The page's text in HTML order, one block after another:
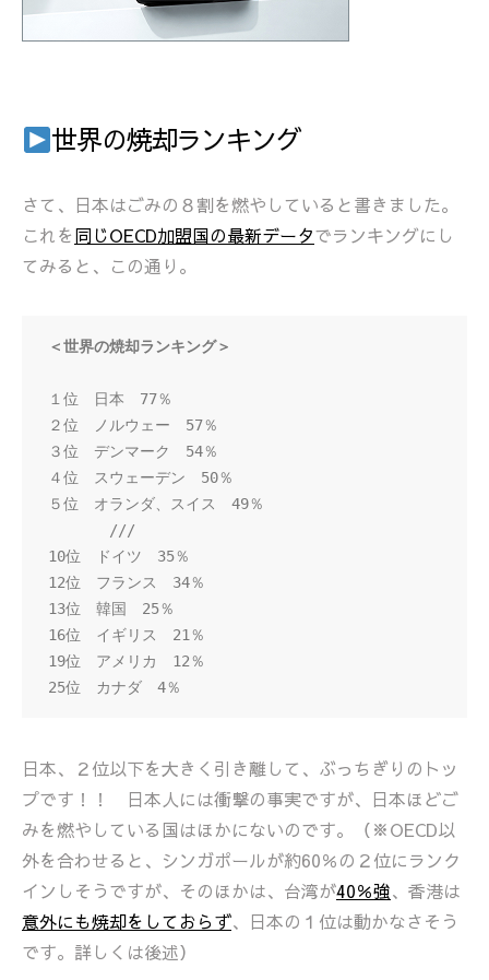
世界の焼却ランキング
さて、日本はごみの８割を燃やしていると書きました。
これを同じOECD加盟国の最新データでランキングにし
てみると、この通り。
１位　日本　77％
２位　ノルウェー　57％
３位　デンマーク　54％
４位　スウェーデン　50％
５位　オランダ、スイス　49％
///
10位　ドイツ　35％
12位　フランス　34％
13位　韓国　25％
16位　イギリス　21％
19位　アメリカ　12％
25位　カナダ　4％
日本、２位以下を大きく引き離して、ぶっちぎりのトッ
プです！！ 日本人には衝撃の事実ですが、日本ほどご
みを燃やしている国はほかにないのです。（※OECD以
外を合わせると、シンガポールが約60％の２位にランク
インしそうですが、そのほかは、台湾が40％強、香港は
意外にも焼却をしておらず、日本の１位は動かなさそう
です。詳しくは後述）